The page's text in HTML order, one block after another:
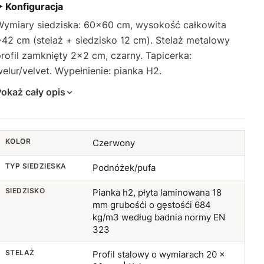
Konfiguracja
siedziska: 60×60 cm, wysokość całkowita
cm (stelaż + siedzisko 12 cm). Stelaż metalowy
zamknięty 2×2 cm, czarny. Tapicerka:
velvet. Wypełnienie: pianka H2.
cały opis
KOLOR Czerwony
TYP SIEDZIESKA Podnóżek/pufa
SIEDZISKO
Pianka h2, płyta laminowana 18
mm grubośći o gęstośći 684
kg/m3 według badnia normy EN
323
STELAŻ
Profil stalowy o wymiarach 20 ×